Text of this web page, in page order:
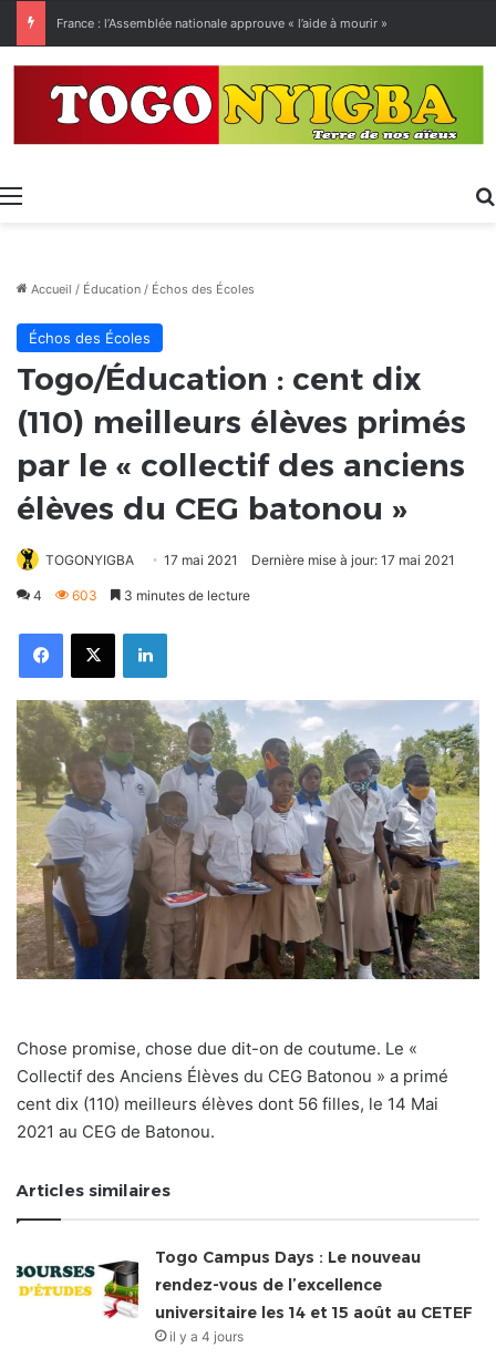
France : l’Assemblée nationale approuve « l’aide à mourir »
Menu
Accueil / Éducation / Échos des Écoles
Échos des Écoles
Togo/Éducation : cent dix
(110) meilleurs élèves primés
par le « collectif des anciens
élèves du CEG batonou »
TOGONYIGBA 17 mai 2021 Dernière mise à jour: 17 mai 2021
4 603 3 minutes de lecture
FacebookX Linkedin
Chose promise, chose due dit-on de coutume. Le «
Collectif des Anciens Élèves du CEG Batonou » a primé
cent dix (110) meilleurs élèves dont 56 filles, le 14 Mai
2021 au CEG de Batonou.
Articles similaires
Togo Campus Days : Le nouveau
rendez-vous de l’excellence
universitaire les 14 et 15 août au CETEF
il y a 4 jours